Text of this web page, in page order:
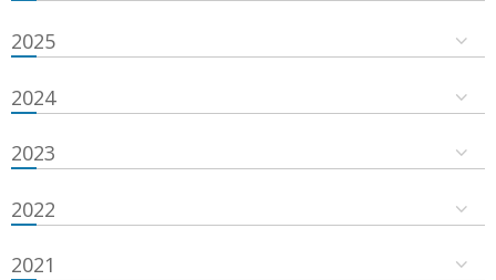
2025
2024
2023
2022
2021